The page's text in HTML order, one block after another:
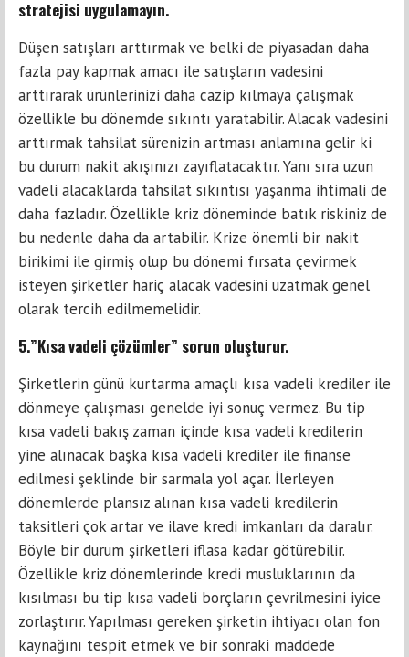
stratejisi uygulamayın.
Düşen satışları arttırmak ve belki de piyasadan daha
fazla pay kapmak amacı ile satışların vadesini
arttırarak ürünlerinizi daha cazip kılmaya çalışmak
özellikle bu dönemde sıkıntı yaratabilir. Alacak vadesini
arttırmak tahsilat sürenizin artması anlamına gelir ki
bu durum nakit akışınızı zayıflatacaktır. Yanı sıra uzun
vadeli alacaklarda tahsilat sıkıntısı yaşanma ihtimali de
daha fazladır. Özellikle kriz döneminde batık riskiniz de
bu nedenle daha da artabilir. Krize önemli bir nakit
birikimi ile girmiş olup bu dönemi fırsata çevirmek
isteyen şirketler hariç alacak vadesini uzatmak genel
olarak tercih edilmemelidir.
5.”Kısa vadeli çözümler” sorun oluşturur.
Şirketlerin günü kurtarma amaçlı kısa vadeli krediler ile
dönmeye çalışması genelde iyi sonuç vermez. Bu tip
kısa vadeli bakış zaman içinde kısa vadeli kredilerin
yine alınacak başka kısa vadeli krediler ile finanse
edilmesi şeklinde bir sarmala yol açar. İlerleyen
dönemlerde plansız alınan kısa vadeli kredilerin
taksitleri çok artar ve ilave kredi imkanları da daralır.
Böyle bir durum şirketleri iflasa kadar götürebilir.
Özellikle kriz dönemlerinde kredi musluklarının da
kısılması bu tip kısa vadeli borçların çevrilmesini iyice
zorlaştırır. Yapılması gereken şirketin ihtiyacı olan fon
kaynağını tespit etmek ve bir sonraki maddede